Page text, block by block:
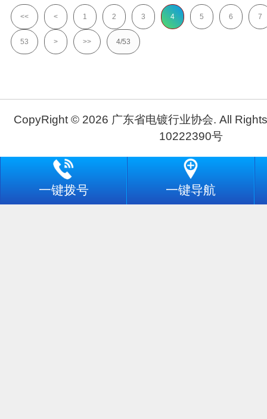
<< < 1 2 3 4 5 6 7
53 > >> 4/53
CopyRight © 2026 广东省电镀行业协会. All
10222390号
一键拨号 一键导航